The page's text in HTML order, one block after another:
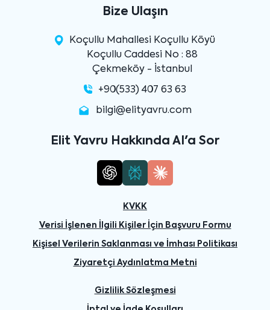
Bize Ulaşın
Koçullu Mahallesi Koçullu Köyü
Koçullu Caddesi No : 88
Çekmeköy - İstanbul
+90(533) 407 63 63
bilgi@elityavru.com
Elit Yavru Hakkında AI'a Sor
KVKK
Verisi İşlenen İlgili Kişiler İçin Başvuru Formu
Kişisel Verilerin Saklanması ve İmhası Politikası
Ziyaretçi Aydınlatma Metni
Gizlilik Sözleşmesi